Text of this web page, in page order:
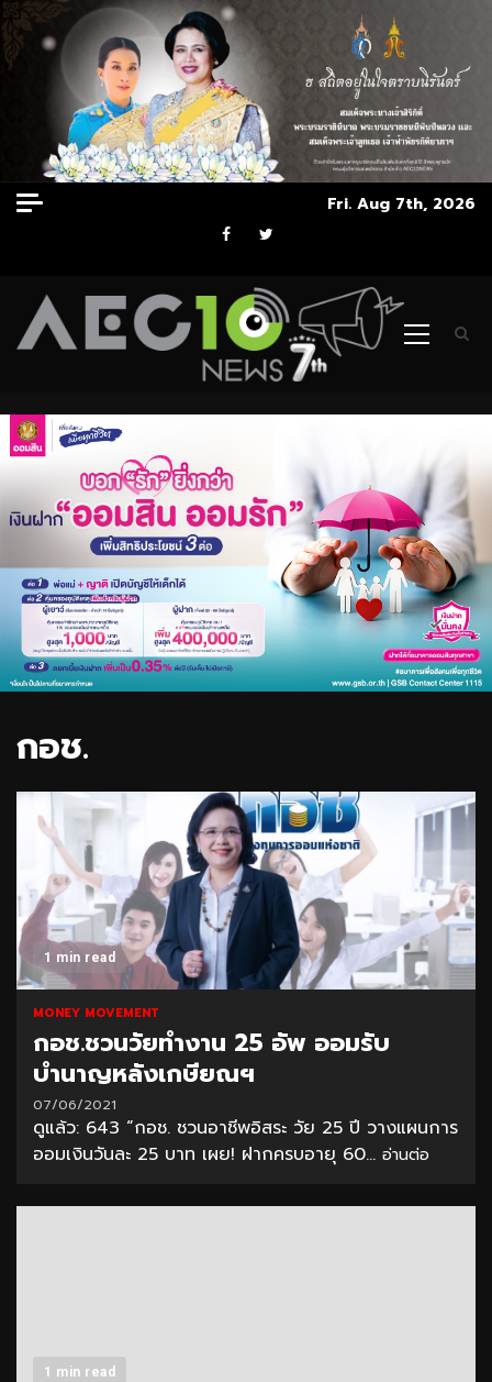
Skip
to
Fri. Aug 7th, 2026
Facebook
Twitter
Primary
กอช.
1 min read
MONEY MOVEMENT
กอช.ชวนวัยทำงาน 25 อัพ ออมรับ
บำนาญหลังเกษียณฯ
07/06/2021
ดูแล้ว: 643 “กอช. ชวนอาชีพอิสระ วัย 25 ปี วางแผนการ
ออมเงินวันละ 25 บาท เผย! ฝากครบอายุ 60... อ่านต่อ
1 min read